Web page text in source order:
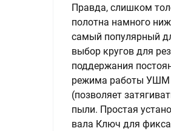
Правда, слишком
полотна намного
самый популярный
выбор кругов для
поддержания
режима работы УШМ
(позволяет
пыли. Простая
вала Ключ для